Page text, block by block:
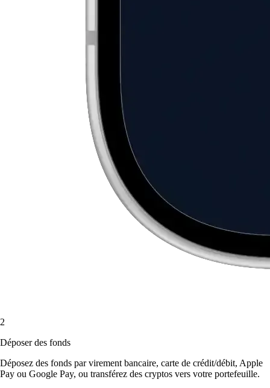
2
Déposer des fonds
Déposez des fonds par virement bancaire, carte de crédit/débit, Apple
Pay ou Google Pay, ou transférez des cryptos vers votre portefeuille.